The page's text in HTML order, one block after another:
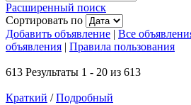
Расширенный поиск
Сортировать по
Добавить объявление | Все
объявления | Правила пользования
613 Результаты 1 - 20 из 613
Краткий /Подробный